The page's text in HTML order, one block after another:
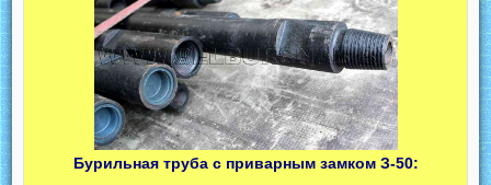
Бурильная труба с приварным замком З-50: